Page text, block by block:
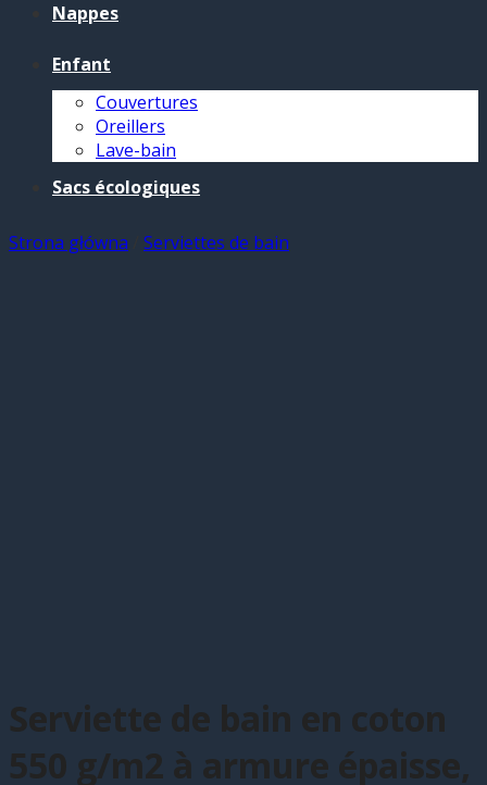
Nappes
Enfant
Couvertures
Oreillers
Lave-bain
Sacs écologiques
Strona główna Serviettes de bain
Serviette de bain en coton
550 g/m2 à armure épaisse,